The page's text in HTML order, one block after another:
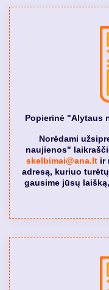
Popierinė "Alytaus
Norėdami
naujienos"
skelbimai@ana.ltir
adresą, kuriuo
gausime jūsų